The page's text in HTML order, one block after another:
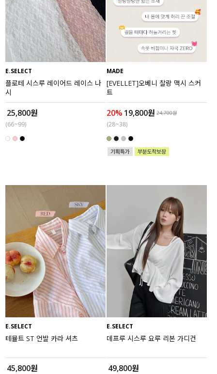
니트
수영복
아우터
스커트
언더웨어/파자마
코디템
E.SELECT
플로테 시스루 레이어드 레이스 나
시
25,800원
(66~99)
MADE
[EVELLET]오베니 찰랑 맥시 스커
트
20% 19,800원 24,700원
(28~38)
E.SELECT
테뮬트 ST 언발 카라 셔츠
45,800원
E.SELECT
데프루 시스루 요루 리본 가디건
49,800원